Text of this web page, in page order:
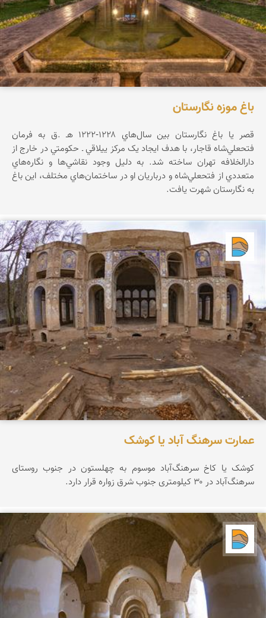
باغ موزه نگارستان
قصر يا باغ نگارستان بين سال‌هاي ۱۲۲۸-۱۲۲۲ هـ .ق به فرمان
فتحعلي‌شاه قاجار، با هدف ايجاد يک مرکز ييلاقي ـ حکومتي در خارج از
دارالخلافه تهران ساخته شد. به دليل وجود نقاشي‌ها و نگاره‌هاي
متعددي از فتحعلي‌شاه و درباريان او در ساختمان‌هاي مختلف، اين باغ
به نگارستان شهرت يافت.
دریاچه کویر
عمارت سرهنگ آباد یا کوشک
کوشک یا کاخ سرهنگ‌آباد موسوم به چهلستون در جنوب روستای
سرهنگ‌آباد در ۳۰ کیلومتری جنوب شرق زواره قرار دارد.
دریاچه کویر